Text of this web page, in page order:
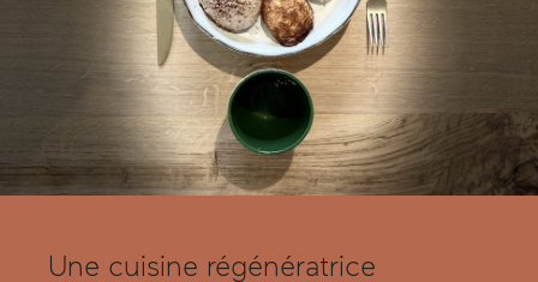
Une cuisine régénératrice